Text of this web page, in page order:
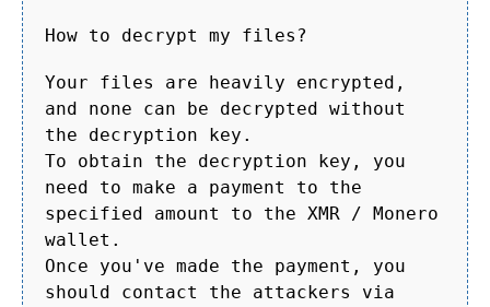
How to decrypt my files?
Your files are heavily encrypted,
and none can be decrypted without
the decryption key.
To obtain the decryption key, you
need to make a payment to the
specified amount to the XMR / Monero
wallet.
Once you've made the payment, you
should contact the attackers via